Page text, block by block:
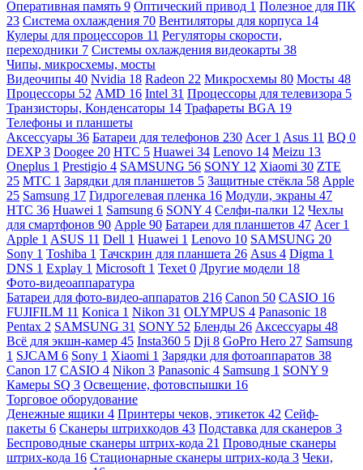
Оперативная память 9 Оптический привод 1 Полезное для ПК
23 Система охлаждения 70 Вентиляторы для корпуса 14
Кулеры для процессоров 11 Регуляторы скорости,
переходники 7 Системы охлаждения видеокарты 38
Чипы, микросхемы, мосты
Видеочипы 40 Nvidia 18 Radeon 22 Микросхемы 80 Мосты 48
Процессоры 52 AMD 16 Intel 31 Процессоры для телевизора 5
Транзисторы, Конденсаторы 14 Трафареты BGA 19
Телефоны и планшеты
Аксессуары 36 Батареи для телефонов 230 Acer 1 Asus 11 BQ 0
DEXP3 Doogee 20 HTC 5 Huawei 34 Lenovo 14 Meizu 13
Oneplus 1 Prestigio 4 SAMSUNG 56 SONY 12 Xiaomi 30 ZTE
25 МТС 1 Зарядки для планшетов 5 Защитные стёкла 58 Apple
25 Samsung 17 Гидрогелевая пленка 16 Модули, экраны 47
HTC 36 Huawei 1 Samsung 6 SONY 4 Селфи-палки 12 Чехлы
для смартфонов 90 Apple 90 Батареи для планшетов 47 Acer 1
Apple 1 ASUS 11 Dell 1 Huawei 1 Lenovo 10 SAMSUNG 20
Sony 1 Toshiba 1 Тачскрин для планшета 26 Asus 4 Digma 1
DNS 1 Explay 1 Microsoft 1 Texet 0 Другие модели 18
Фото-видеоаппаратура
Батареи для фото-видео-аппаратов 216 Canon 50 CASIO 16
FUJIFILM 11 Konica 1 Nikon 31 OLYMPUS 4 Panasonic 18
Pentax 2 SAMSUNG 31 SONY 52 Бленды 26 Аксессуары 48
Всё для экшн-камер 45 Insta360 5 Dji 8 GoPro Hero 27 Samsung
1 SJCAM 6 Sony 1 Xiaomi 1 Зарядки для фотоаппаратов 38
Canon 17 CASIO 4 Nikon 3 Panasonic 4 Samsung 1 SONY 9
Камеры SQ 3 Освещение, фотовспышки 16
Торговое оборудование
Денежные ящики 4 Принтеры чеков, этикеток 42 Сейф-
пакеты 6 Сканеры штрихкодов 43 Подставка для сканеров 3
Беспроводные сканеры штрих-кода 21 Проводные сканеры
штрих-кода 16 Стационарные сканеры штрих-кода 3 Чеки,